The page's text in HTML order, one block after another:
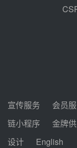
宣传服务 会员
链小程序
金牌
设计
English